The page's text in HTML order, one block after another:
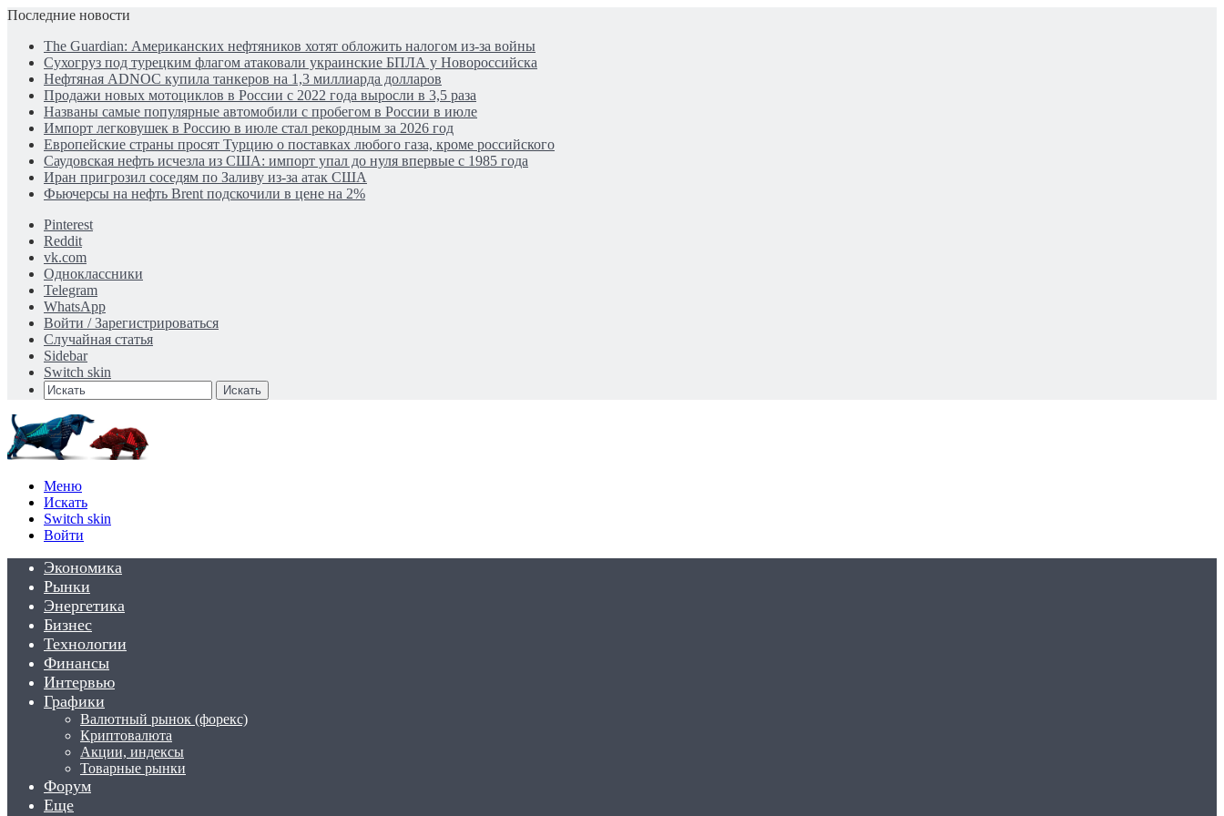
Последние новости
The Guardian: Американских нефтяников хотят обложить налогом из-за войны
Сухогруз под турецким флагом атаковали украинские БПЛА у Новороссийска
Нефтяная ADNOC купила танкеров на 1,3 миллиарда долларов
Продажи новых мотоциклов в России с 2022 года выросли в 3,5 раза
Названы самые популярные автомобили с пробегом в России в июле
Импорт легковушек в Россию в июле стал рекордным за 2026 год
Европейские страны просят Турцию о поставках любого газа, кроме российского
Саудовская нефть исчезла из США: импорт упал до нуля впервые с 1985 года
Иран пригрозил соседям по Заливу из-за атак США
Фьючерсы на нефть Brent подскочили в цене на 2%
Pinterest
Reddit
vk.com
Одноклассники
Telegram
WhatsApp
Войти / Зарегистрироваться
Случайная статья
Sidebar
Switch skin
Искать
Меню
Искать
Switch skin
Войти
Экономика
Рынки
Энергетика
Бизнес
Технологии
Финансы
Интервью
Графики
Валютный рынок (форекс)
Криптовалюта
Акции, индексы
Товарные рынки
Форум
Еще